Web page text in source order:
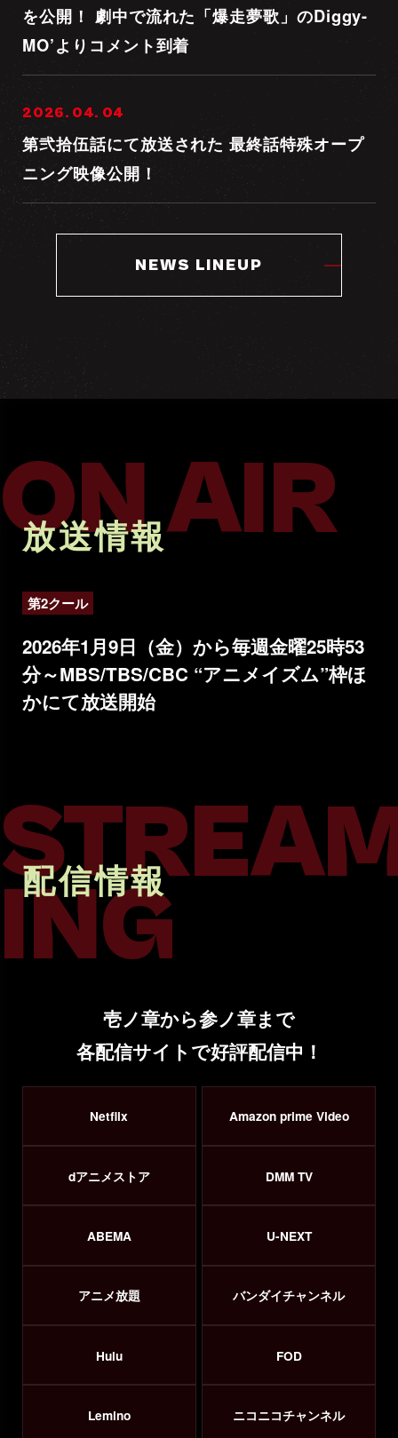
を公開！ 劇中で流れた「爆走夢歌」のDiggy-
MO’よりコメント到着
2026. 04. 04
第弐拾伍話にて放送された 最終話特殊オープ
ニング映像公開！
NEWS LINEUP
ON AIR
放送情報
第2クール
2026年1月9日（金）から毎週金曜25時53
分～MBS/TBS/CBC “アニメイズム”枠ほ
かにて放送開始
ING
配信情報
壱ノ章から参ノ章まで
各配信サイトで好評配信中！
Netflix Amazon prime Video
dアニメストア DMM TV
ABEMA U-NEXT
アニメ放題 バンダイチャンネル
Hulu FOD
Lemino ニコニコチャンネル